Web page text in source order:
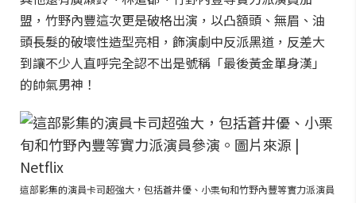
盟，竹野內豐這次更是破格出演，以凸額頭、無眉、油
頭長髮的破壞性造型亮相，飾演劇中反派黑道，反差大
到讓不少人直呼完全認不出是號稱「最後黃金單身漢」
的帥氣男神！
這部影集的演員卡司超強大，包括蒼井優、小栗旬和竹野內豐等實力派演員